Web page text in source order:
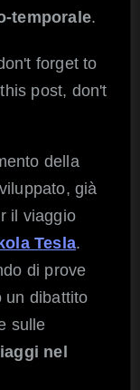
temporale.
forget to
post, don't
della
già
il viaggio
Tesla.
di prove
un dibattito
sulle
nel